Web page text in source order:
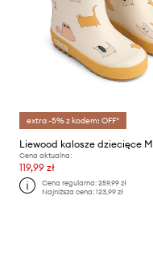
extra -5% z kodem: OFF*
Cena aktualna:
119,99 zł
Cena regularna:259,99 zł
Najniższa cena:123,99 zł